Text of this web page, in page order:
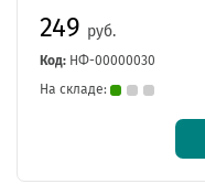
249 руб.
Код: НФ-00000030
На складе: